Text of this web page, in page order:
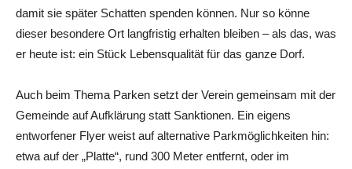
damit sie später Schatten spenden können. Nur so könne
dieser besondere Ort langfristig erhalten bleiben – als das, was
er heute ist: ein Stück Lebensqualität für das ganze Dorf.
Auch beim Thema Parken setzt der Verein gemeinsam mit der
Gemeinde auf Aufklärung statt Sanktionen. Ein eigens
entworfener Flyer weist auf alternative Parkmöglichkeiten hin:
etwa auf der „Platte“, rund 300 Meter entfernt, oder im